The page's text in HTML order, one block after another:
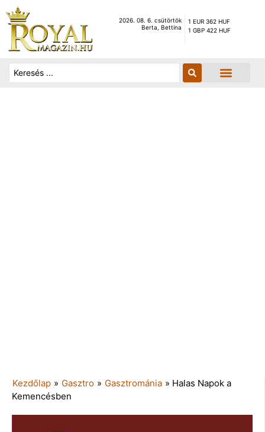
2026. 08. 6. csütörtök
Berta, Bettina
1 EUR 362 HUF
1 GBP 422 HUF
Kezdőlap » Gasztro » Gasztrománia » Halas Napok a
Kemencésben